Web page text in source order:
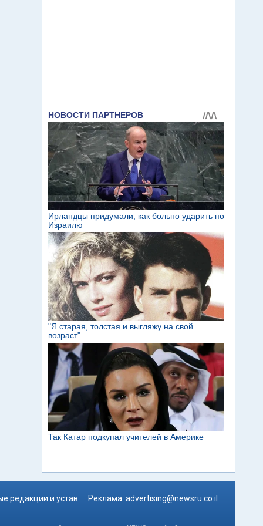
редакции и устав Реклама: advertising@newsru.co.il